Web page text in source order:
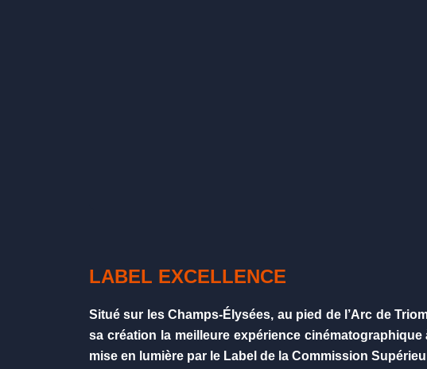
LABEL EXCELLENCE
Situé sur les Champs-Élysées, au pied de l’Arc de
sa création la meilleure expérience
mise en lumière par le Label de la Commission